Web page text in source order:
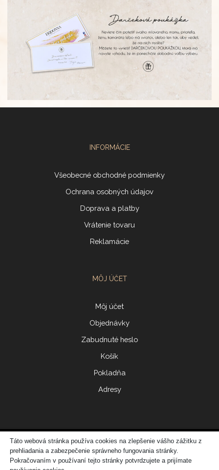
INFORMÁCIE
Všeobecné obchodné podmienky
Ochrana osobných údajov
Doprava a platby
Vrátenie tovaru
Reklamácie
MÔJ ÚČET
Môj účet
Objednávky
Zabudnuté heslo
Košík
Pokladňa
Adresy
© 2017 ERIDONNA
Zo
vytvorila spoločnosť DATATIME – web dizajn, grafika, IT riešenia
Táto webová stránka používa cookies na zlepšenie vášho zážitku z
prehliadania a zabezpečenie správneho fungovania stránky.
Pokračovaním v používaní tejto stránky potvrdzujete a prijímate